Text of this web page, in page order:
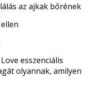
az ajkak bőrének
esszenciális
olyannak, amilyen